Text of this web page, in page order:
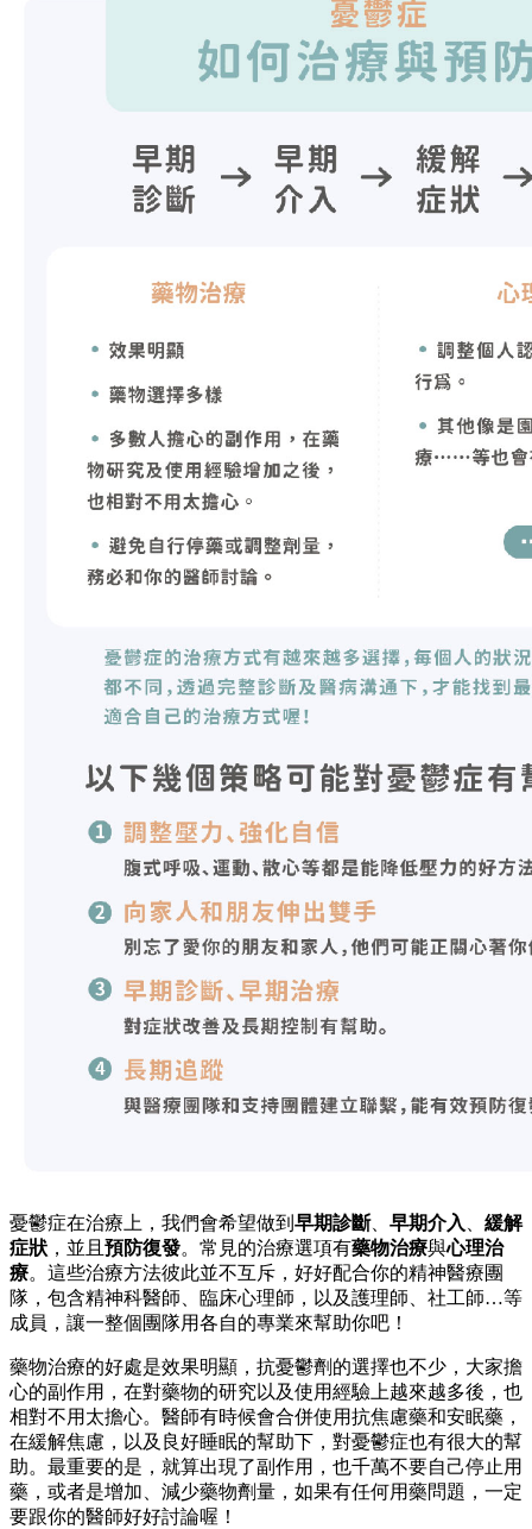
憂鬱症在治療上，我們會希望做到 早期診斷、 早期介入
緩解
症狀 ，並且 預防復發。常見的治療選項有藥物治療與心理治
療。這些治療方法彼此並不互斥，好好配合你的精神醫療團
隊，包含精神科醫師、臨床心理師，以及護理師、社工師…等
成員，讓一整個團隊用各自的專業來幫助你吧！
藥物治療的好處是效果明顯，抗憂鬱劑的選擇也不少，大家擔
心的副作用，在對藥物的研究以及使用經驗上越來越多後，也
相對不用太擔心。醫師有時候會合併使用抗焦慮藥和安眠藥，
在緩解焦慮，以及良好睡眠的幫助下，對憂鬱症也有很大的幫
助。最重要的是，就算出現了副作用，也千萬不要自己停止用
藥，或者是增加、減少藥物劑量，如果有任何用藥問題，一定
要跟你的醫師好好討論喔！